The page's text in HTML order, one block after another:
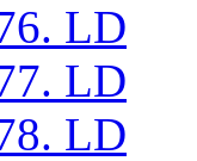
LD
LD
LD